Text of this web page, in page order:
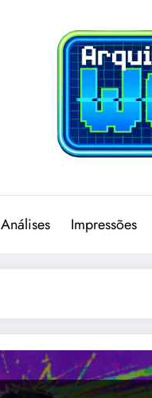
Análises Impressões